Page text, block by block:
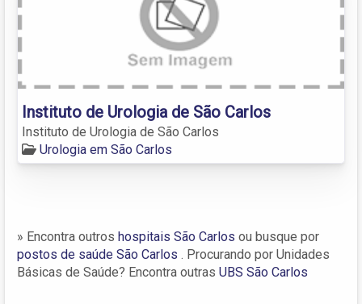
Instituto de Urologia de São Carlos
Instituto de Urologia de São Carlos
Urologia em São Carlos
» Encontra outros hospitais São Carlos ou busque por
postos de saúde São Carlos . Procurando por Unidades
Básicas de Saúde? Encontra outras UBS São Carlos